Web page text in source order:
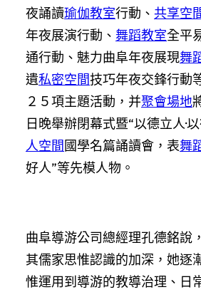
夜誦讀瑜伽教室行動、 共享空
年夜展演行動、 舞蹈教室全平
通行動、魅力曲阜年夜展現舞
遺私密空間技巧年夜交鋒行動
２５項主題活動，并聚會場地
日晚舉辦閉幕式暨“以德立人·
人空間國學名篇誦讀會，表舞
好人”等先模人物。
曲阜導游公司總經理孔德銘說
其儒家思惟認識的加深，她逐
惟運用到導游的教導治理、日